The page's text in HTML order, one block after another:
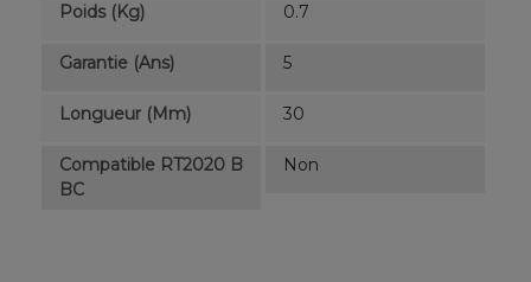
Poids (kg) 0.7
Garantie (ans) 5
Longueur (mm) 30
Compatible RT2020 B
BC
Non